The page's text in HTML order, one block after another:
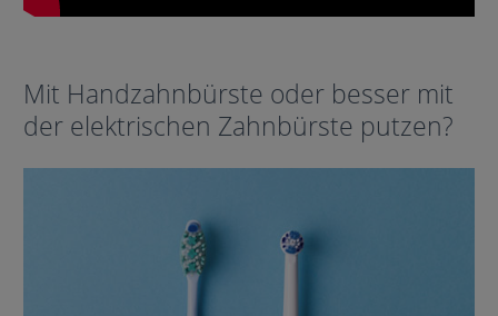
Mit Handzahnbürste oder besser mit
der elektrischen Zahnbürste putzen?